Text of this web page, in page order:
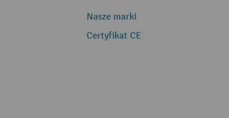
Nasze marki
Certyfikat CE